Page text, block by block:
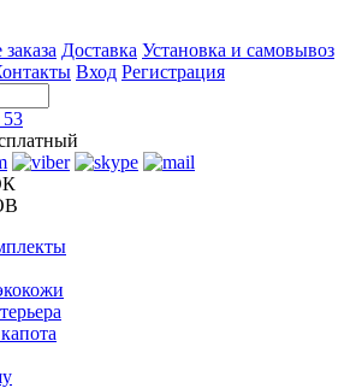
Доставка Установка и самовывоз
Вход Регистрация
53